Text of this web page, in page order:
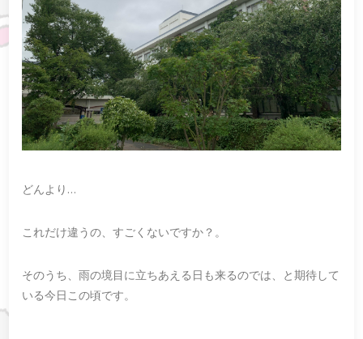
どんより…
これだけ違うの、すごくないですか？。
そのうち、雨の境目に立ちあえる日も来るのでは、と期待して
いる今日この頃です。